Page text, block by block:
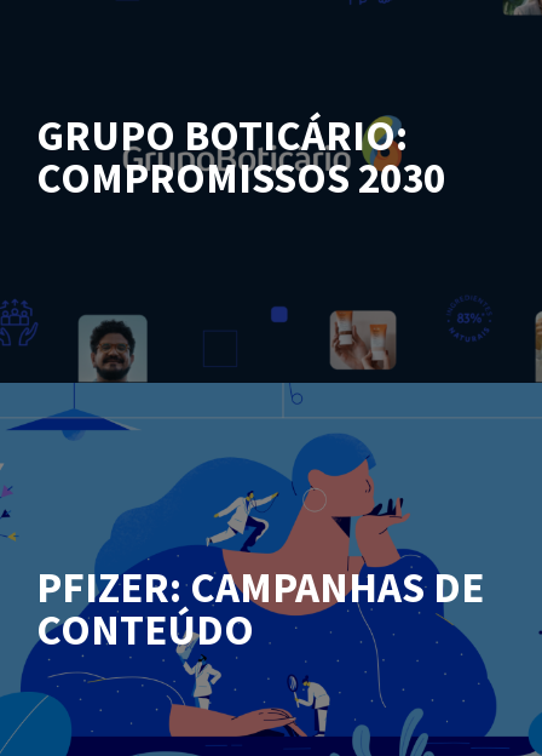
GRUPO BOTICÁRIO:
COMPROMISSOS 2030
PFIZER: CAMPANHAS DE
CONTEÚDO